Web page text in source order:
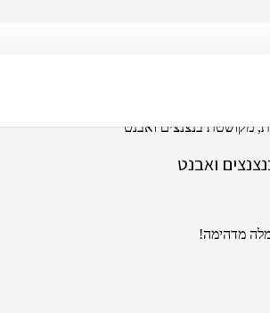
מקושטת בנצנצים ואבנט
ואבנט
מדהימה!